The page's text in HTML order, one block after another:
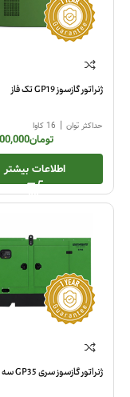
ژنراتور گازسوز GP19 تک فاز
حداکثر توان | 16 کاوا
تومان
اطلاعات بیشتر
ژنراتور گازسوز سری GP35 سه فاز